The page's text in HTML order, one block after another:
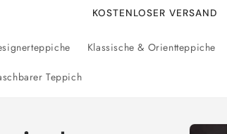
KOSTENLOSER VERSAND
Klassische & Orientteppiche
Teppich
Zu